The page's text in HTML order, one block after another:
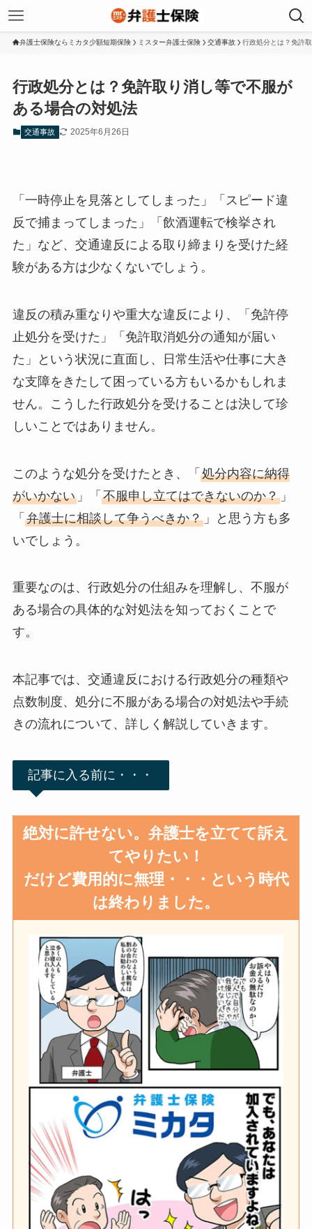
弁護士保険ならミカタ少額短期保険 ミスター弁護士保険 交通事故 行政処分とは？免許
行政処分とは？免許取り消し等で不服が
ある場合の対処法
交通事故 2025年6月26日
「一時停止を見落としてしまった」「スピード違
反で捕まってしまった」「飲酒運転で検挙され
た」など、交通違反による取り締まりを受けた経
験がある方は少なくないでしょう。
違反の積み重なりや重大な違反により、「免許停
止処分を受けた」「免許取消処分の通知が届い
た」という状況に直面し、日常生活や仕事に大き
な支障をきたして困っている方もいるかもしれま
せん。こうした行政処分を受けることは決して珍
しいことではありません。
このような処分を受けたとき、「 処分内容に納得
がいかない」「 不服申し立てはできないのか？」
「 弁護士に相談して争うべきか？」と思う方も多
いでしょう。
重要なのは、行政処分の仕組みを理解し、不服が
ある場合の具体的な対処法を知っておくことで
す。
本記事では、交通違反における行政処分の種類や
点数制度、処分に不服がある場合の対処法や手続
きの流れについて、詳しく解説していきます。
記事に入る前に・・・
絶対に許せない。弁護士を立てて訴え
てやりたい！
だけど費用的に無理・・・という時代
は終わりました。